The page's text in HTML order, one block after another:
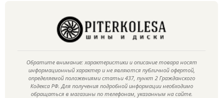
Обратите внимание: характеристики и описание товара носят
информационный характер и не являются публичной офертой,
определяемой положениями статьи 437, пункт 2 Гражданского
Кодекса РФ. Для получения подробной информации необходимо
обращаться в магазины по телефонам, указанным на сайте.